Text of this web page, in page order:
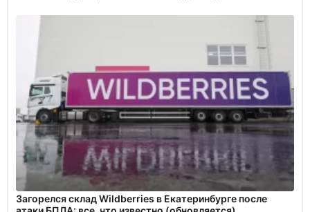
Загорелся склад Wildberries в Екатеринбурге после